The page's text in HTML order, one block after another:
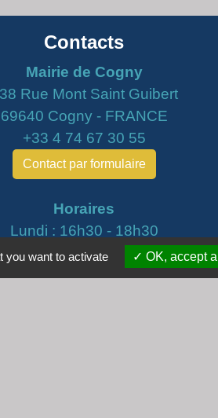
Contacts
Mairie de Cogny
Rue Mont Saint Guibert
69640 Cogny - FRANCE
+33 4 74 67 30 55
Contact par formulaire
Horaires
Lundi : 16h30 - 18h30
Mardi : 8h30 - 12h00
Mercredi : 9h00 - 12h00
you want to activate OK, accept all